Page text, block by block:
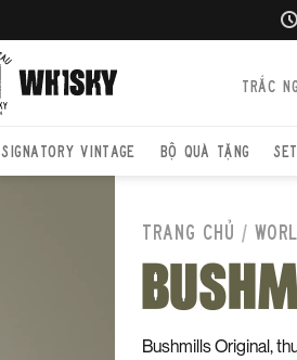
TRẮC
SIGNATORY VINTAGE BỘ QUÀ TẶNG
TRANG CHỦ /
Bushmills Original,